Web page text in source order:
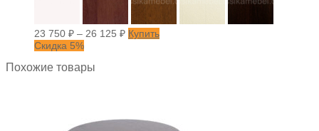
23 750 ₽ – 26 125 ₽ Купить
Скидка 5%
Похожие товары